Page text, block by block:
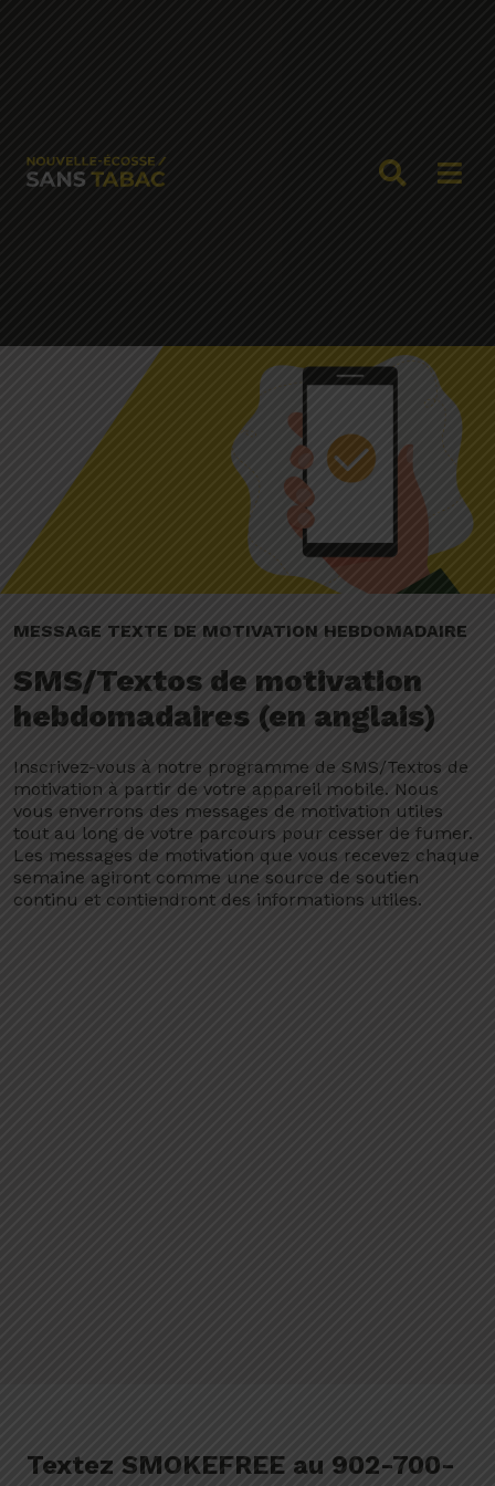
MESSAGE TEXTE DE MOTIVATION HEBDOMADAIRE
SMS/Textos de motivation
hebdomadaires (en anglais)
Inscrivez-vous à notre programme de SMS/Textos de
motivation à partir de votre appareil mobile. Nous
vous enverrons des messages de motivation utiles
tout au long de votre parcours pour cesser de fumer.
Les messages de motivation que vous recevez chaque
semaine agiront comme une source de soutien
continu et contiendront des informations utiles.
Textez SMOKEFREE au 902-700-